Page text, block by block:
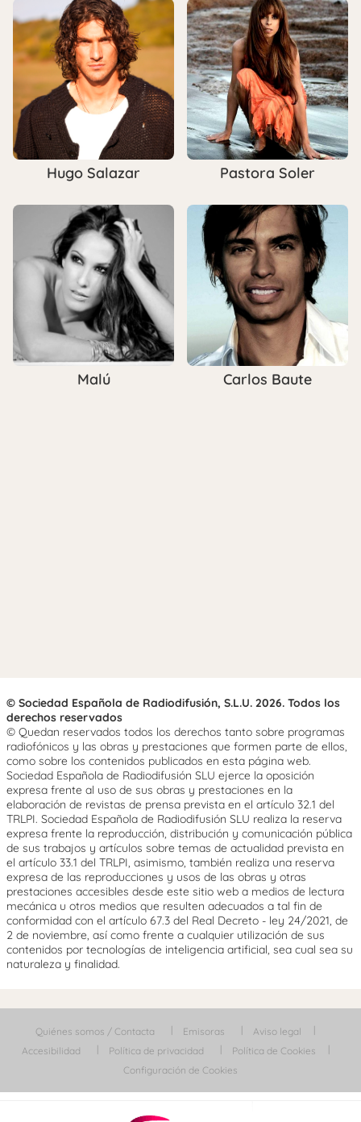
Hugo Salazar Pastora Soler
Malú Carlos Baute
© Sociedad Española de Radiodifusión, S.L.U. 2026. Todos los
derechos reservados
© Quedan reservados todos los derechos tanto sobre programas
radiofónicos y las obras y prestaciones que formen parte de ellos,
como sobre los contenidos publicados en esta página web.
Sociedad Española de Radiodifusión SLU ejerce la oposición
expresa frente al uso de sus obras y prestaciones en la
elaboración de revistas de prensa prevista en el artículo 32.1 del
TRLPI. Sociedad Española de Radiodifusión SLU realiza la reserva
expresa frente la reproducción, distribución y comunicación pública
de sus trabajos y artículos sobre temas de actualidad prevista en
el artículo 33.1 del TRLPI, asimismo, también realiza una reserva
expresa de las reproducciones y usos de las obras y otras
prestaciones accesibles desde este sitio web a medios de lectura
mecánica u otros medios que resulten adecuados a tal fin de
conformidad con el artículo 67.3 del Real Decreto - ley 24/2021, de
2 de noviembre, así como frente a cualquier utilización de sus
contenidos por tecnologías de inteligencia artificial, sea cual sea su
naturaleza y finalidad.
Quiénes somos / Contacta Emisoras
Aviso legal
Accesibilidad
Política de privacidad
Política de Cookies
Configuración de Cookies